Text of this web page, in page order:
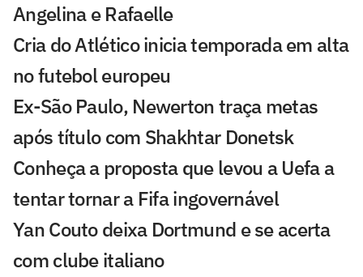
Angelina e Rafaelle
Cria do Atlético inicia temporada em alta
no futebol europeu
Ex-São Paulo, Newerton traça metas
após título com Shakhtar Donetsk
Conheça a proposta que levou a Uefa a
tentar tornar a Fifa ingovernável
Yan Couto deixa Dortmund e se acerta
com clube italiano